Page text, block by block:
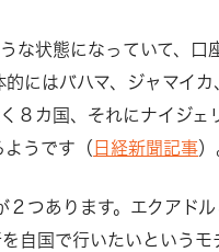
な状態になっていて、口
にはバハマ、ジャマイカ
８カ国、それにナイジェ
うです（日経新聞記事
つあります。エクアド
自国で行いたいというモ